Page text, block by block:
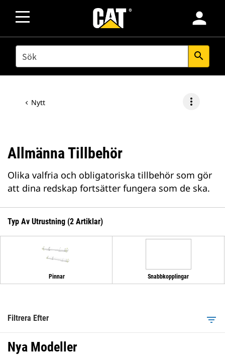
person
SEARCH search
Nytt more_vert
Allmänna Tillbehör
Olika valfria och obligatoriska tillbehör som gör
att dina redskap fortsätter fungera som de ska.
Typ Av Utrustning (2 Artiklar)
Pinnar Snabbkopplingar
Filtrera Efter filter_list
Nya Modeller